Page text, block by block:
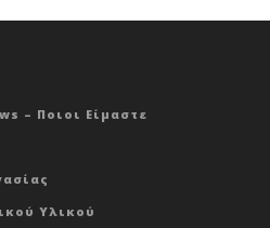
– Ποιοι Είμαστε
Υλικού